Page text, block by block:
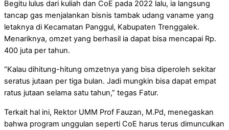
Begitu lulus dari kuliah dan CoE pada 2022 lalu, ia langsung
tancap gas menjalankan bisnis tambak udang vaname yang
letaknya di Kecamatan Panggul, Kabupaten Trenggalek.
Menariknya, omzet yang berhasil ia dapat bisa mencapai Rp.
400 juta per tahun.
“Kalau dihitung-hitung omzetnya yang bisa diperoleh sekitar
seratus jutaan per tiga bulan. Jadi mungkin bisa dapat empat
ratus jutaan selama satu tahun,” tegas Fatur.
Terkait hal ini, Rektor UMM Prof Fauzan, M.Pd, menegaskan
bahwa program unggulan seperti CoE harus terus dimunculkan